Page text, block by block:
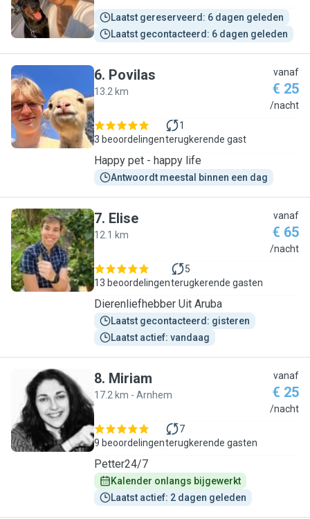
Laatst gereserveerd: 6 dagen geleden
Laatst gecontacteerd: 6 dagen geleden
P
6. Povilas
13.2 km
vanaf
€ 25
/nacht
3 beoordelingen
1
terugkerende gast
Happy pet - happy life
Antwoordt meestal binnen een dag
E
7. Elise
12.1 km
vanaf
€ 65
/nacht
13 beoordelingen
5
terugkerende gasten
Dierenliefhebber Uit Aruba
Laatst gecontacteerd: gisteren
Laatst actief: vandaag
M
8. Miriam
17.2 km - Arnhem
vanaf
€ 25
/nacht
9 beoordelingen
7
terugkerende gasten
Petter24/7
Kalender onlangs bijgewerkt
Laatst actief: 2 dagen geleden